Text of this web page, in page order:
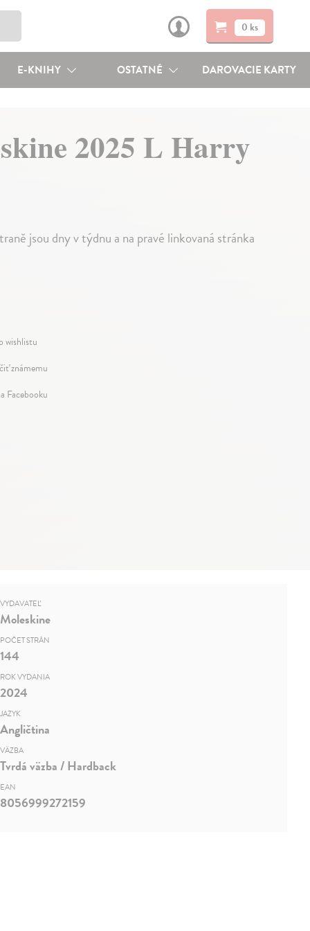
0 ks
E-KNIHY OSTATNÉ DAROVACIE KARTY
2025 L Harry
jsou dny v týdnu a na pravé linkovaná stránka
wishlistu
známemu
Facebooku
VYDAVATEĽ
Moleskine
POČET STRÁN
144
ROK VYDANIA
2024
JAZYK
Angličtina
VÄZBA
Tvrdá väzba / Hardback
EAN
8056999272159